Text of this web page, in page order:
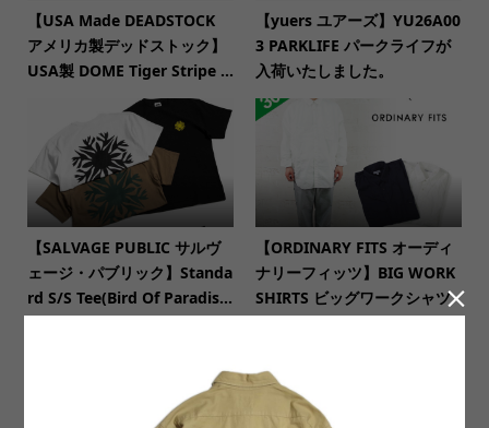
【USA Made DEADSTOCK
アメリカ製デッドストック】
USA製 DOME Tiger Stripe ...
【yuers ユアーズ】YU26A00
3 PARKLIFE パークライフが
入荷いたしました。
【SALVAGE PUBLIC サルヴ
ェージ・パブリック】Standa
rd S/S Tee(Bird Of Paradis...
【ORDINARY FITS オーディ
ナリーフィッツ】BIG WORK
SHIRTS ビッグワークシャツ